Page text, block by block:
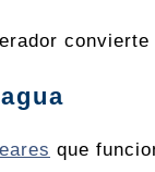
que